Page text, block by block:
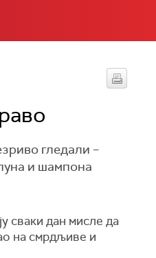
гледали –
и шампона
сваки дан мисле да
на смрдљиве и